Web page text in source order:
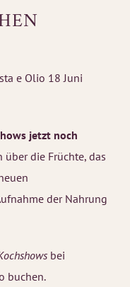
jetzt noch
über die Früchte, das
der Nahrung
bei
buchen.